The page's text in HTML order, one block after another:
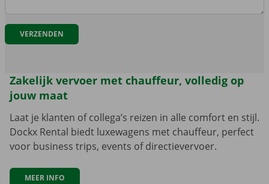
Zakelijk vervoer met chauffeur, volledig op
jouw maat
Laat je klanten of collega’s reizen in alle comfort en stijl.
Dockx Rental biedt luxewagens met chauffeur, perfect
voor business trips, events of directievervoer.
MEER INFO